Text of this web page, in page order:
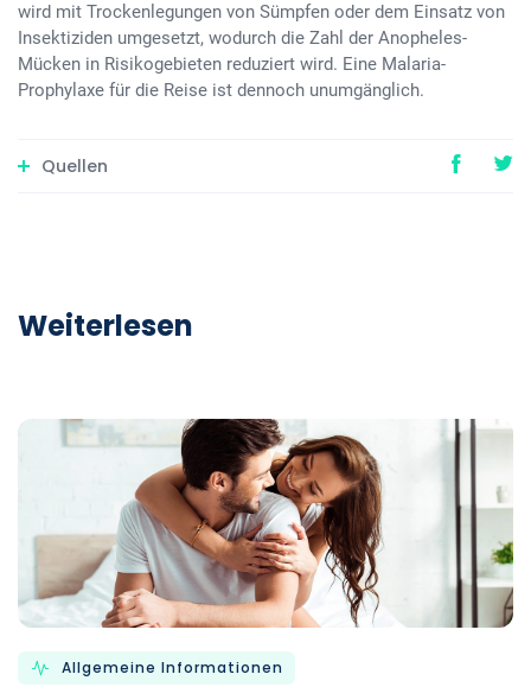
wird mit Trockenlegungen von Sümpfen oder dem Einsatz von
Insektiziden umgesetzt, wodurch die Zahl der Anopheles-
Mücken in Risikogebieten reduziert wird. Eine Malaria-
Prophylaxe für die Reise ist dennoch unumgänglich.
Quellen
Weiterlesen
Allgemeine Informationen